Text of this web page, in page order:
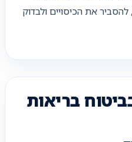
את הכיסויים ולבדוק
בריאות